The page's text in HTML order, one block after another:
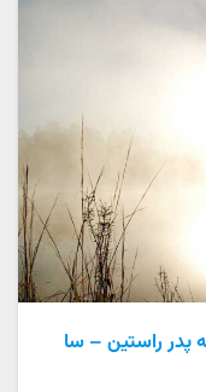
پدر راستین – سا